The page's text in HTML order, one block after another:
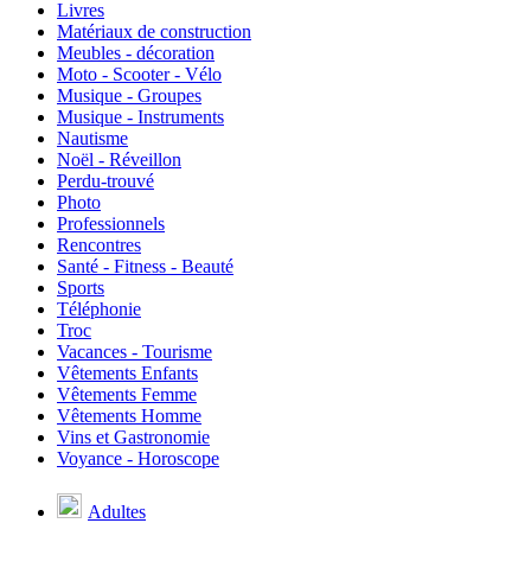
Livres
Matériaux de construction
Meubles - décoration
Moto - Scooter - Vélo
Musique - Groupes
Musique - Instruments
Nautisme
Noël - Réveillon
Perdu-trouvé
Photo
Professionnels
Rencontres
Santé - Fitness - Beauté
Sports
Téléphonie
Troc
Vacances - Tourisme
Vêtements Enfants
Vêtements Femme
Vêtements Homme
Vins et Gastronomie
Voyance - Horoscope
Adultes